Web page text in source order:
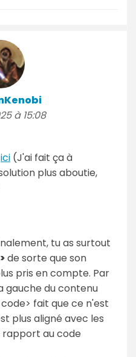
à 15:08
ici (J'ai fait ça à
plus aboutie,
tu as surtout
de sorte que son
pris en compte. Par
gauche du contenu
fait que ce n'est
plus aligné avec les
au code